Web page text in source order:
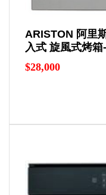
ARISTON 阿里
入式 旋風式烤
$28,000